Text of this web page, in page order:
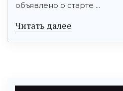
объявлено о старте ...
Читать далее